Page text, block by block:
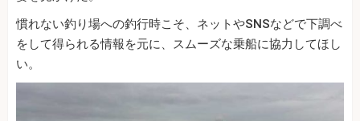
慣れない釣り場への釣行時こそ、ネットやSNSなどで下調べ
をして得られる情報を元に、スムーズな乗船に協力してほし
い。